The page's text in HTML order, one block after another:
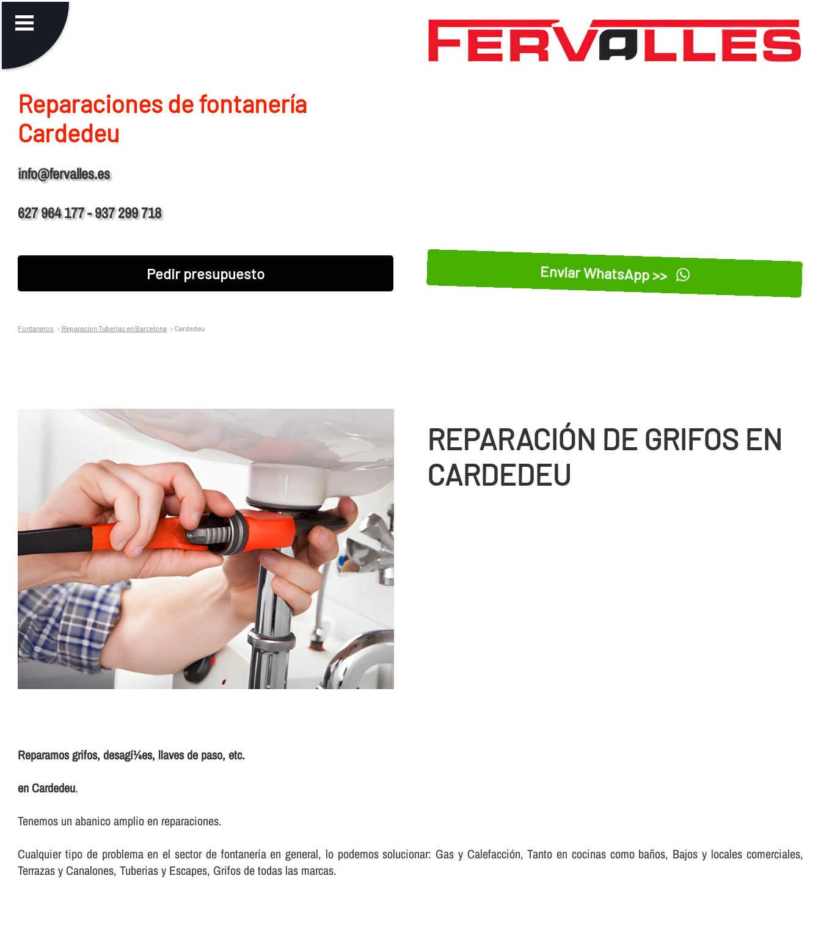
Reparaciones de fontanerí­a
Cardedeu
info@fervalles.es
627 964 177 - 937 299 718
Pedir presupuesto Enviar WhatsApp >>
Fontaneros Reparacion Tuberias en Barcelona Cardedeu
REPARACIÓN DE GRIFOS EN
CARDEDEU
Reparamos grifos, desagí¼es, llaves de paso, etc.
en Cardedeu.
Tenemos un abanico amplio en reparaciones.
Cualquier tipo de problema en el sector de fontanerí­a en general, lo podemos solucionar: Gas y Calefacción, Tanto en cocinas como baños, Bajos y locales comerciales,
Terrazas y Canalones, Tuberias y Escapes, Grifos de todas las marcas.